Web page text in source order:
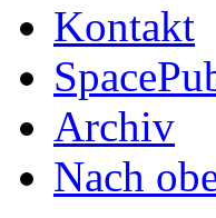
Kontakt
Archiv
Nach